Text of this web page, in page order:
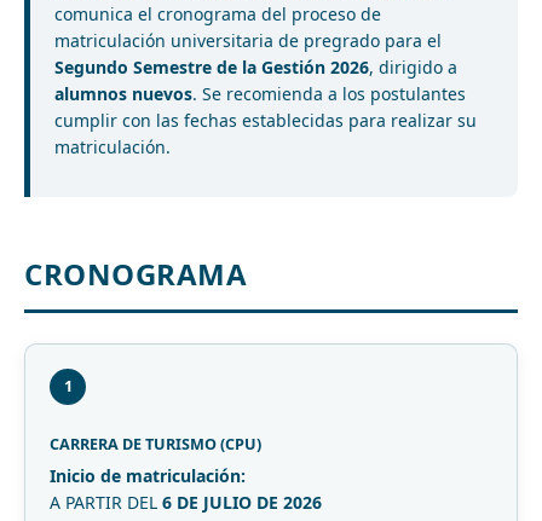
comunica el cronograma del proceso de
matriculación universitaria de pregrado para el
Segundo Semestre de la Gestión 2026, dirigido a
alumnos nuevos. Se recomienda a los postulantes
cumplir con las fechas establecidas para realizar su
matriculación.
CRONOGRAMA
1
CARRERA DE TURISMO (CPU)
Inicio de matriculación:
A PARTIR DEL 6 DE JULIO DE 2026